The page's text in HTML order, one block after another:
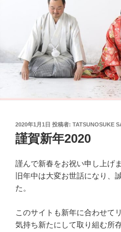
投
稿
日:
2020年1月1日 投稿者: TATSUNOSUKE
謹賀新年2020
謹んで新春をお祝い申し上げま
旧年中は大変お世話になり、
た。
このサイトも新年に合わせて
気持ち新たにして取り組む所